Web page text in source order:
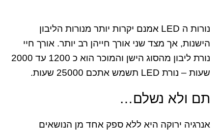
נורות ה LED אמנם יקרות יותר מנורות הליבון
הישנות, אך מצד שני אורך חייהן רב יותר. אורך חיי
נורת ליבון מהסוג הישן והמוכר הוא כ 1200 עד 2000
שעות – נורת LED תשמש אתכם 25000 שעות.
תם ולא נשלם…
אנרגיה ירוקה היא ללא ספק אחד מן הנושאים